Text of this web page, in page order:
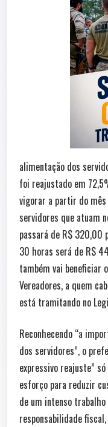
alimentação dos
foi reajustado em
vigorar a partir do mês
servidores que atuam
passará de R$ 320,00
30 horas será de R$
também vai beneficiar
Vereadores, a quem
está tramitando no
Reconhecendo “a
dos servidores”, o
expressivo reajuste”
esforço para reduzir
de um intenso
responsabilidade